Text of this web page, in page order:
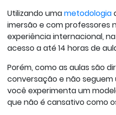
Utilizando umametodologia
imersão e com professores
experiência internacional, na
acesso a até 14 horas de
Porém, como as aulas são
conversação e não seguem
você experimenta um
que não é cansativo como